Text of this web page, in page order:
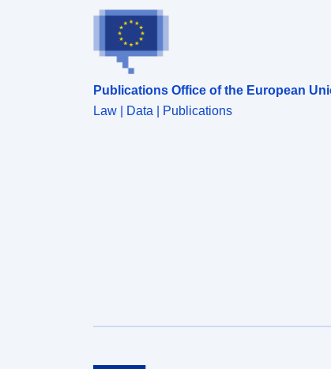
Publications Office of the European
Law | Data | Publications